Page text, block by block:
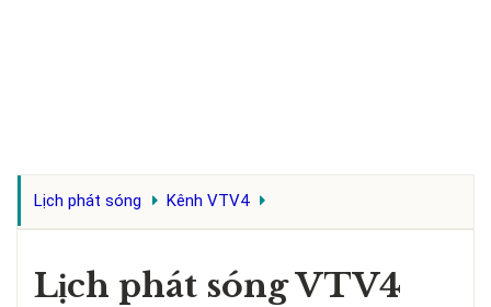
Lịch phát sóng Kênh VTV4
Lịch phát sóng VTV4